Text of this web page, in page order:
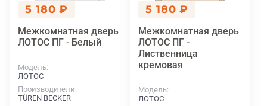
5 180 ₽
Межкомнатная дверь
ЛОТОС ПГ - Белый
Модель
ЛОТОС
Производители
TÜREN BECKER
5 180 ₽
Межкомнатная дверь
ЛОТОС ПГ -
Лиственница
кремовая
Модель
ЛОТОС